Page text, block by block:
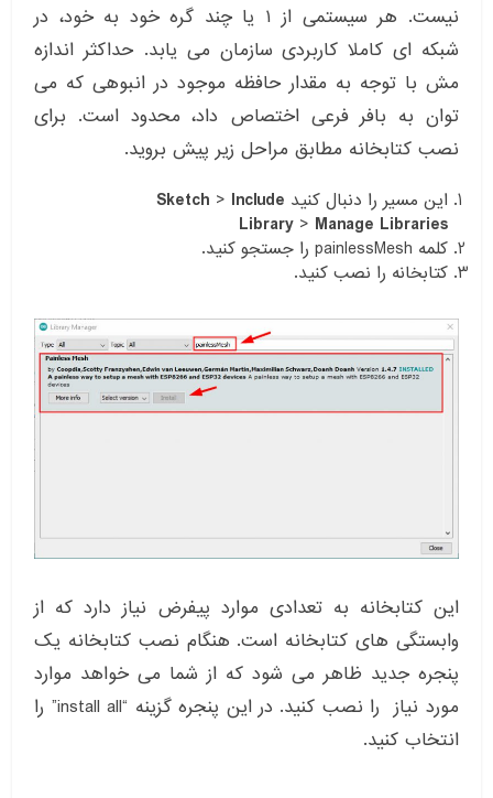
نیست. هر سیستمی از ۱ یا چند گره خود به خود، در
شبکه ای کاملا کاربردی سازمان می یابد. حداکثر اندازه
مش با توجه به مقدار حافظه موجود در انبوهی که می
توان به بافر فرعی اختصاص داد، محدود است. برای
نصب کتابخانه مطابق مراحل زیر پیش بروید.
این مسیر را دنبال کنید Sketch > Include
Library> Manage Libraries
کلمه painlessMesh را جستجو کنید.
کتابخانه را نصب کنید.
این کتابخانه به تعدادی موارد پیفرض نیاز دارد که از
وابستگی های کتابخانه است. هنگام نصب کتابخانه یک
پنجره جدید ظاهر می شود که از شما می خواهد موارد
مورد نیاز را نصب کنید. در این پنجره گزینه “install all” را
انتخاب کنید.